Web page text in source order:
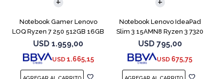
Notebook Gamer Lenovo
LOQ Ryzen 7 250 512GB 16GB
RTX 5060
USD 1.959,00
USD 1.665,15
Notebook Lenovo IdeaPad
Slim 3 15AMN8 Ryzen 3 7320
512GB 8GB
USD 795,00
USD 675,75